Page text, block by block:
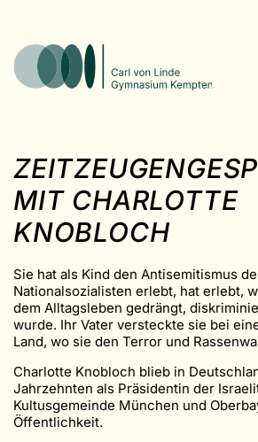
MIT CHARLOTTE
KNOBLOCH
Sie hat als Kind den Antisemitismus
Nationalsozialisten erlebt, hat erlebt,
dem Alltagsleben gedrängt,
wurde. Ihr Vater versteckte sie bei
Land, wo sie den Terror und
Charlotte Knobloch blieb in
Jahrzehnten als Präsidentin der
Kultusgemeinde München und
Öffentlichkeit.